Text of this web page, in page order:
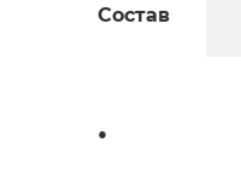
Состав